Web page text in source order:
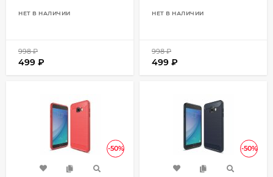
НЕТ В НАЛИЧИИ
998₽
499 ₽
НЕТ В НАЛИЧИИ
998₽
499 ₽
-50% -50%